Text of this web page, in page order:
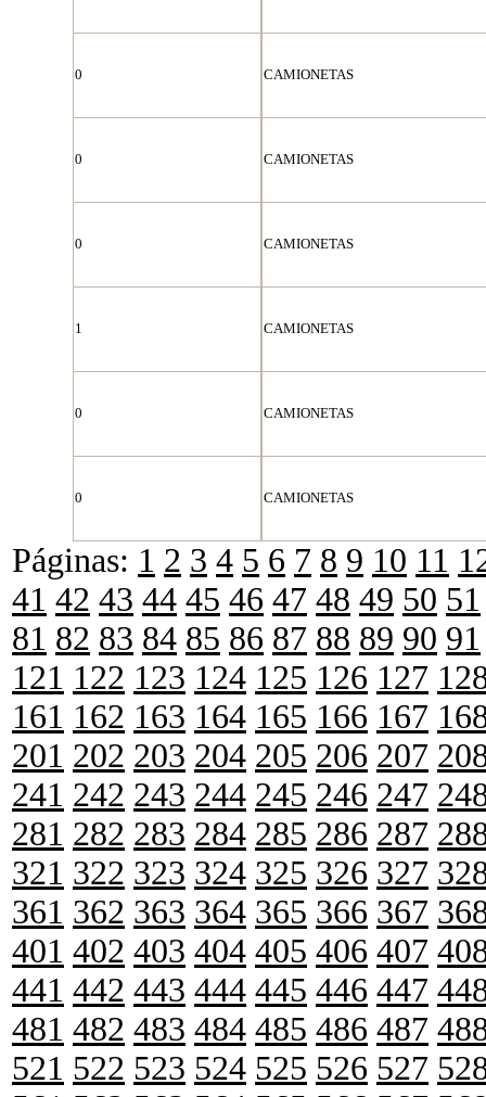
0 CAMIONETAS
0 CAMIONETAS
0 CAMIONETAS
1 CAMIONETAS
0 CAMIONETAS
0 CAMIONETAS
Páginas: 1 2 3 4 5 6 7 8 9 10 11
41 42 43 44 45 46 47 48 49 50 51
81 82 83 84 85 86 87 88 89 90 91
121 122 123 124 125 126 127
161 162 163 164 165 166 167
201 202 203 204 205 206 207
241 242 243 244 245 246 247
281 282 283 284 285 286 287
321 322 323 324 325 326 327
361 362 363 364 365 366 367
401 402 403 404 405 406 407
441 442 443 444 445 446 447
481 482 483 484 485 486 487
521 522 523 524 525 526 527